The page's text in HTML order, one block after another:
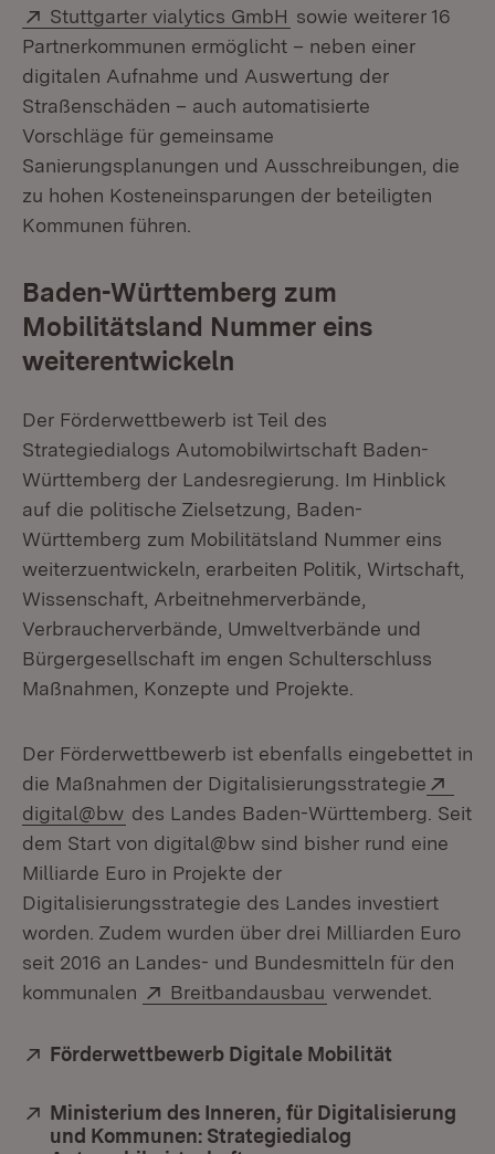
Extern:
Stuttgarter vialytics GmbH (Öffnet in neuem
sowie weiterer 16
Partnerkommunen ermöglicht – neben einer
digitalen Aufnahme und Auswertung der
Straßenschäden – auch automatisierte
Vorschläge für gemeinsame
Sanierungsplanungen und Ausschreibungen, die
zu hohen Kosteneinsparungen der beteiligten
Kommunen führen.
Baden-Württemberg zum
Mobilitätsland Nummer eins
weiterentwickeln
Der Förderwettbewerb ist Teil des
Strategiedialogs Automobilwirtschaft Baden-
Württemberg der Landesregierung. Im Hinblick
auf die politische Zielsetzung, Baden-
Württemberg zum Mobilitätsland Nummer eins
weiterzuentwickeln, erarbeiten Politik, Wirtschaft,
Wissenschaft, Arbeitnehmerverbände,
Verbraucherverbände, Umweltverbände und
Bürgergesellschaft im engen Schulterschluss
Maßnahmen, Konzepte und Projekte.
Der Förderwettbewerb ist ebenfalls eingebettet in
die Maßnahmen der Digitalisierungsstrategie
digital@bw (Öffnet in neuem Fenster)
des Landes Baden-Württemberg. Seit
dem Start von digital@bw sind bisher rund eine
Milliarde Euro in Projekte der
Digitalisierungsstrategie des Landes investiert
worden. Zudem wurden über drei Milliarden Euro
seit 2016 an Landes- und Bundesmitteln für den
kommunalen
Extern:
Breitbandausbau (Öffnet in neuem
verwendet.
Extern:
Förderwettbewerb Digitale Mobilität
Extern:
Ministerium des Inneren, für Digitalisierung
und Kommunen: Strategiedialog